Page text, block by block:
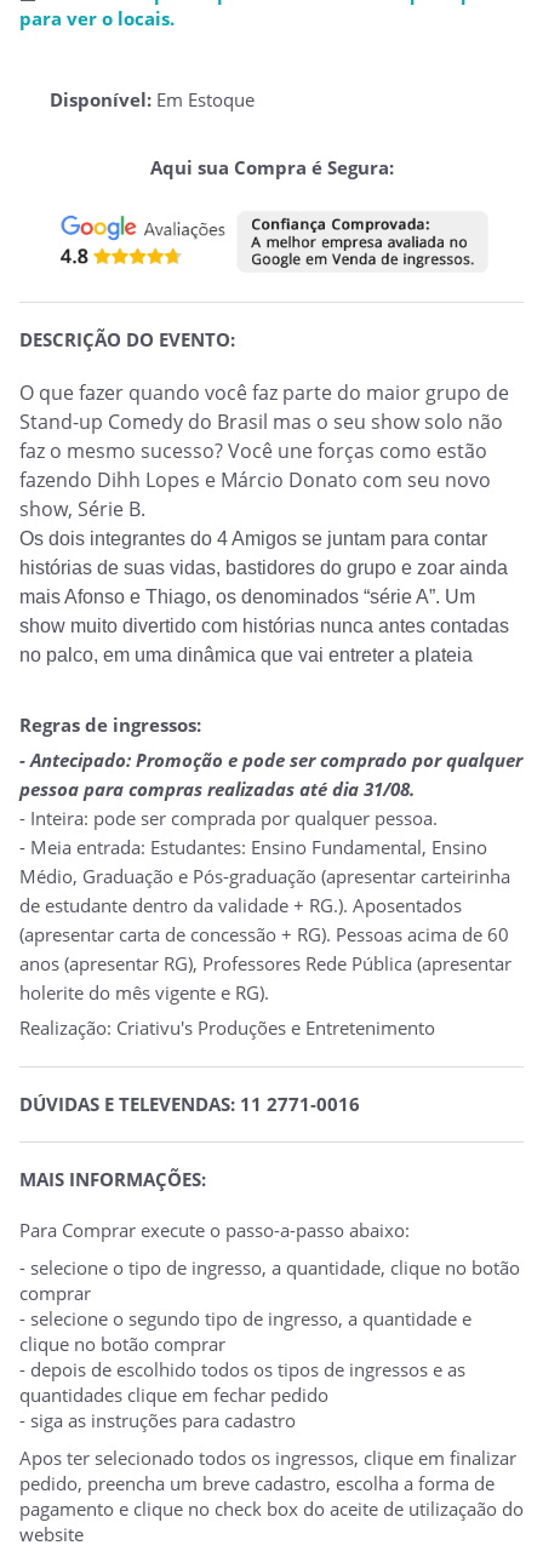
para ver o locais.
Disponível: Em Estoque
Aqui sua Compra é Segura:
DESCRIÇÃO DO EVENTO:
O que fazer quando você faz parte do maior grupo de
Stand-up Comedy do Brasil mas o seu show solo não
faz o mesmo sucesso? Você une forças como estão
fazendo Dihh Lopes e Márcio Donato com seu novo
show, Série B.
Os dois integrantes do 4 Amigos se juntam para contar
histórias de suas vidas, bastidores do grupo e zoar ainda
mais Afonso e Thiago, os denominados “série A”. Um
show muito divertido com histórias nunca antes contadas
no palco, em uma dinâmica que vai entreter a plateia
Regras de ingressos:
- Antecipado: Promoção e pode ser comprado por qualquer
pessoa para compras realizadas até dia 31/08.
- Inteira: pode ser comprada por qualquer pessoa.
- Meia entrada: Estudantes: Ensino Fundamental, Ensino
Médio, Graduação e Pós-graduação (apresentar carteirinha
de estudante dentro da validade + RG.). Aposentados
(apresentar carta de concessão + RG). Pessoas acima de 60
anos (apresentar RG), Professores Rede Pública (apresentar
holerite do mês vigente e RG).
Realização: Criativu's Produções e Entretenimento
DÚVIDAS E TELEVENDAS: 11 2771-0016
MAIS INFORMAÇÕES:
Para Comprar execute o passo-a-passo abaixo:
- selecione o tipo de ingresso, a quantidade, clique no botão
comprar
- selecione o segundo tipo de ingresso, a quantidade e
clique no botão comprar
- depois de escolhido todos os tipos de ingressos e as
quantidades clique em fechar pedido
- siga as instruções para cadastro
Apos ter selecionado todos os ingressos, clique em finalizar
pedido, preencha um breve cadastro, escolha a forma de
pagamento e clique no check box do aceite de utilizaçaão do
website